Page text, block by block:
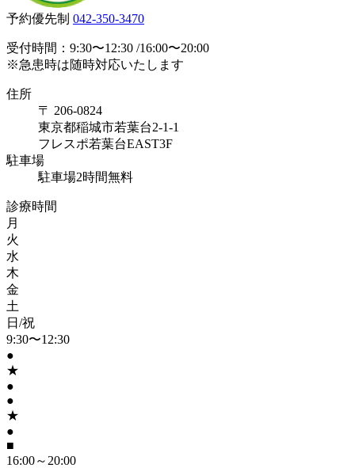
予約優先制 042-350-3470
受付時間：9:30〜12:30 /16:00〜20:00
※急患時は随時対応いたします
住所
〒 206-0824
東京都稲城市若葉台2-1-1
フレスポ若葉台EAST3F
駐車場
駐車場2時間無料
診療時間
月
火
水
木
金
土
日/祝
9:30〜12:30
●
★
●
●
★
●
■
16:00～20:00